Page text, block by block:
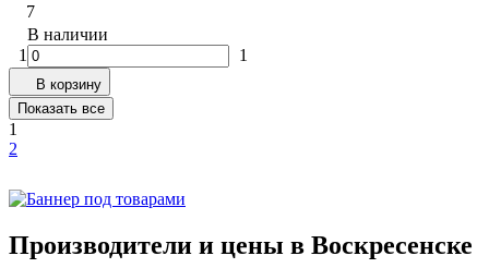
7
В наличии
1
1
В корзину
Показать все
1
2
Производители и цены в Воскресенске